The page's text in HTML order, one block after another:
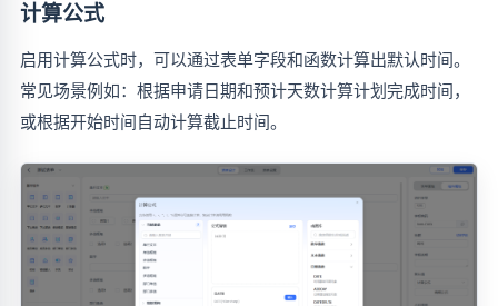
计算公式
启用计算公式时，可以通过表单字段和函数计算出默认时间。
常见场景例如：根据申请日期和预计天数计算计划完成时间，
或根据开始时间自动计算截止时间。